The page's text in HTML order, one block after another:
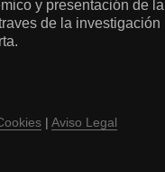
y presentación de la
de la investigación
|Aviso Legal